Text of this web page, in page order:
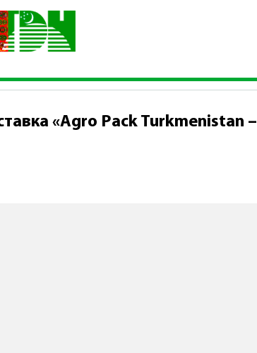
выставка «Agro Pack Turkmenistan – 2026»
«Agro Pack Turkmenistan –